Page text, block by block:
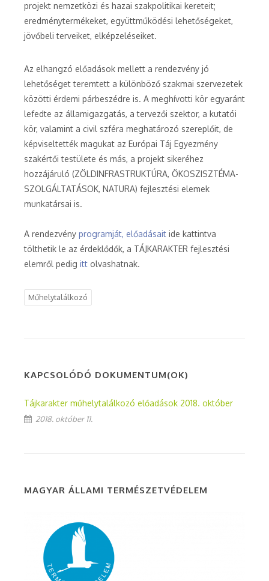
projekt nemzetközi és hazai szakpolitikai kereteit;
eredménytermékeket, együttműködési lehetőségeket,
jövőbeli terveiket, elképzeléseiket.
Az elhangzó előadások mellett a rendezvény jó
lehetőséget teremtett a különböző szakmai szervezetek
közötti érdemi párbeszédre is. A meghívotti kör egyaránt
lefedte az államigazgatás, a tervezői szektor, a kutatói
kör, valamint a civil szféra meghatározó szereplőit, de
képviseltették magukat az Európai Táj Egyezmény
szakértői testülete és más, a projekt sikeréhez
hozzájáruló (ZÖLDINFRASTRUKTÚRA, ÖKOSZISZTÉMA-
SZOLGÁLTATÁSOK, NATURA) fejlesztési elemek
munkatársai is.
A rendezvény programját, előadásait ide kattintva
tölthetik le az érdeklődők, a TÁJKARAKTER fejlesztési
elemről pedig itt olvashatnak.
Műhelytalálkozó
KAPCSOLÓDÓ DOKUMENTUM(OK)
Tájkarakter műhelytalálkozó előadások 2018. október
2018. október 11.
MAGYAR ÁLLAMI TERMÉSZETVÉDELEM